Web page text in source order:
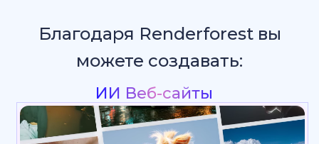
Благодаря Renderforest вы
можете создавать:
И